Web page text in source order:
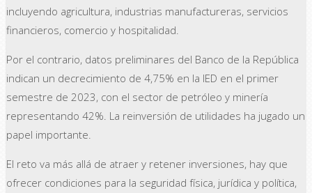
incluyendo agricultura, industrias manufactureras, servicios
financieros, comercio y hospitalidad.
Por el contrario, datos preliminares del Banco de la República
indican un decrecimiento de 4,75% en la IED en el primer
semestre de 2023, con el sector de petróleo y minería
representando 42%. La reinversión de utilidades ha jugado un
papel importante.
El reto va más allá de atraer y retener inversiones, hay que
ofrecer condiciones para la seguridad física, jurídica y política,